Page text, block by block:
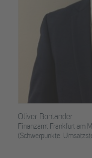
Oliver Bohländer
Finanzamt Frankfurt am
(Schwerpunkte: